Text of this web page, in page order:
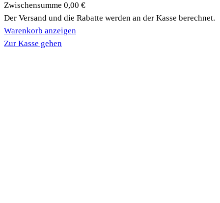
Produkte
im
Zwischensumme 0,00 €
Der Versand und die Rabatte werden an der Kasse berechnet.
Warenkorb anzeigen
Zur Kasse gehen